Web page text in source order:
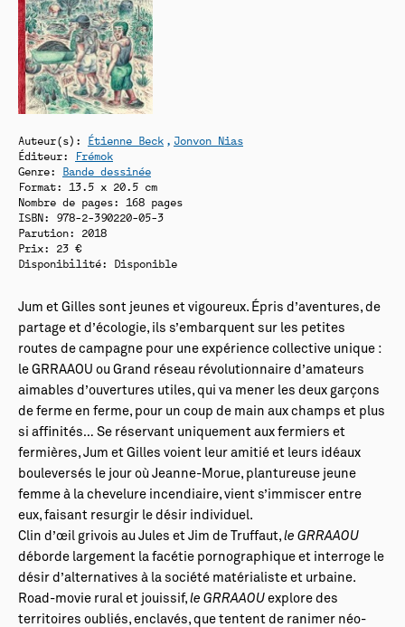
Rencontres
Auteur(s): Étienne Beck
Jonvon Nias
Éditeur:
Frémok
Genre: Bande dessinée
Format: 13.5 x 20.5 cm
Nombre de pages: 168 pages
ISBN: 978-2-390220-05-3
Parution: 2018
Prix: 23 €
Disponibilité:
Disponible
Jum et Gilles sont jeunes et vigoureux. Épris d’aventures, de
partage et d’écologie, ils s’embarquent sur les petites
routes de campagne pour une expérience collective unique :
le GRRAAOU ou Grand réseau révolutionnaire d’amateurs
aimables d’ouvertures utiles, qui va mener les deux garçons
de ferme en ferme, pour un coup de main aux champs et plus
si affinités… Se réservant uniquement aux fermiers et
fermières, Jum et Gilles voient leur amitié et leurs idéaux
bouleversés le jour où Jeanne-Morue, plantureuse jeune
femme à la chevelure incendiaire, vient s’immiscer entre
eux, faisant resurgir le désir individuel.
Clin d’œil grivois au Jules et Jim de Truffaut, le GRRAAOU
déborde largement la facétie pornographique et interroge le
désir d’alternatives à la société matérialiste et urbaine.
Road-movie rural et jouissif, le GRRAAOU explore des
territoires oubliés, enclavés, que tentent de ranimer néo-